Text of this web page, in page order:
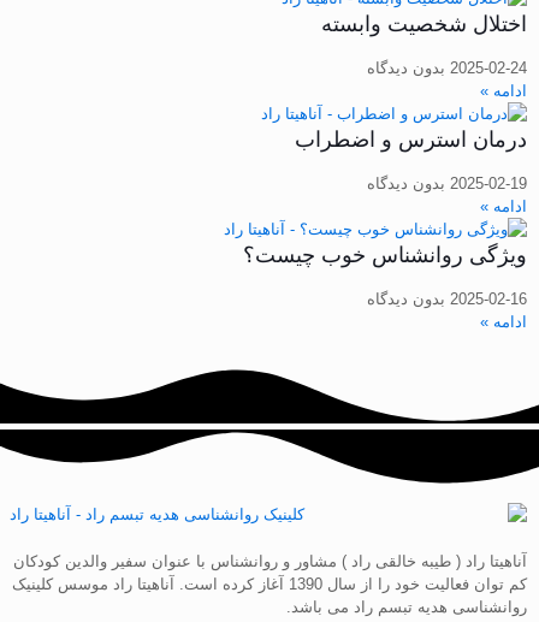
اختلال شخصیت وابسته
2025-02-24 بدون دیدگاه
ادامه »
درمان استرس و اضطراب
2025-02-19 بدون دیدگاه
ادامه »
ویژگی روانشناس خوب چیست؟
2025-02-16 بدون دیدگاه
ادامه »
آناهیتا راد ( طیبه خالقی راد ) مشاور و روانشناس با عنوان سفیر والدین کودکان
کم توان فعالیت خود را از سال 1390 آغاز کرده است. آناهیتا راد موسس کلینیک
روانشناسی هدیه تبسم راد می باشد.